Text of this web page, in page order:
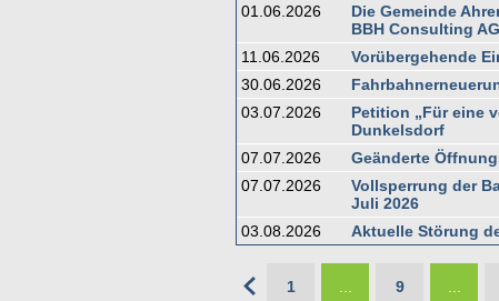
01.06.2026
Die Gemeinde
BBH Consulting
11.06.2026
Vorübergehende
30.06.2026
03.07.2026
Petition „Für eine
Dunkelsdorf
07.07.2026
Geänderte
07.07.2026
Vollsperrung der
Juli 2026
03.08.2026
Aktuelle Störung
1 9